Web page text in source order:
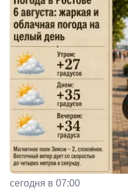
сегодня в 07:00